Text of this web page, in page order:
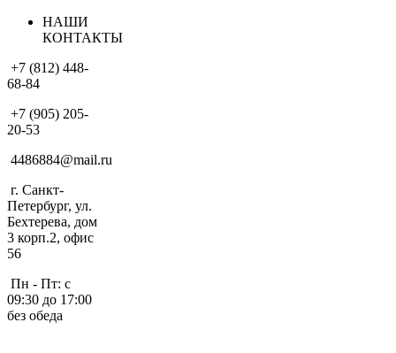
НАШИ
КОНТАКТЫ
+7 (812) 448-
68-84
+7 (905) 205-
20-53
4486884@mail.ru
г. Санкт-
Петербург, ул.
Бехтерева, дом
3 корп.2, офис
56
Пн - Пт: с
09:30 до 17:00
без обеда